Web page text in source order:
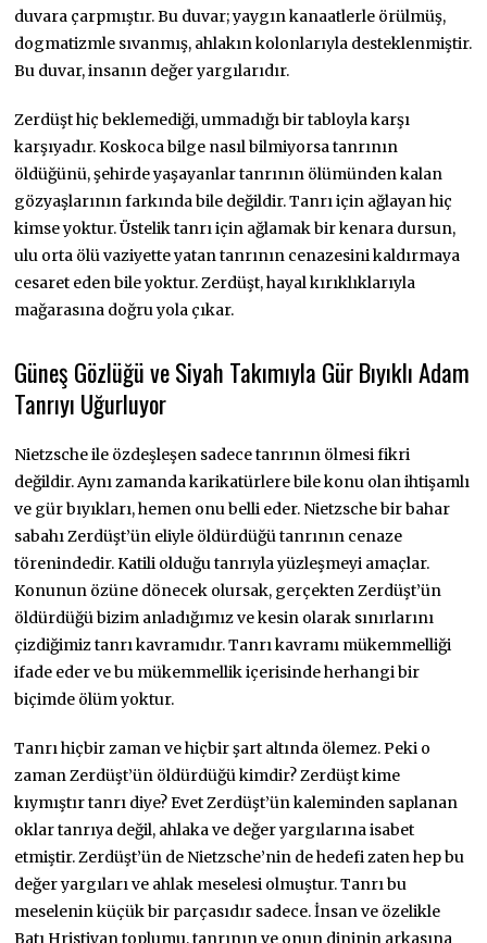
duvara çarpmıştır. Bu duvar; yaygın kanaatlerle örülmüş,
dogmatizmle sıvanmış, ahlakın kolonlarıyla desteklenmiştir.
Bu duvar, insanın değer yargılarıdır.
Zerdüşt hiç beklemediği, ummadığı bir tabloyla karşı
karşıyadır. Koskoca bilge nasıl bilmiyorsa tanrının
öldüğünü, şehirde yaşayanlar tanrının ölümünden kalan
gözyaşlarının farkında bile değildir. Tanrı için ağlayan hiç
kimse yoktur. Üstelik tanrı için ağlamak bir kenara dursun,
ulu orta ölü vaziyette yatan tanrının cenazesini kaldırmaya
cesaret eden bile yoktur. Zerdüşt, hayal kırıklıklarıyla
mağarasına doğru yola çıkar.
Güneş Gözlüğü ve Siyah Takımıyla Gür Bıyıklı Adam
Tanrıyı Uğurluyor
Nietzsche ile özdeşleşen sadece tanrının ölmesi fikri
değildir. Aynı zamanda karikatürlere bile konu olan ihtişamlı
ve gür bıyıkları, hemen onu belli eder. Nietzsche bir bahar
sabahı Zerdüşt’ün eliyle öldürdüğü tanrının cenaze
törenindedir. Katili olduğu tanrıyla yüzleşmeyi amaçlar.
Konunun özüne dönecek olursak, gerçekten Zerdüşt’ün
öldürdüğü bizim anladığımız ve kesin olarak sınırlarını
çizdiğimiz tanrı kavramıdır. Tanrı kavramı mükemmelliği
ifade eder ve bu mükemmellik içerisinde herhangi bir
biçimde ölüm yoktur.
Tanrı hiçbir zaman ve hiçbir şart altında ölemez. Peki o
zaman Zerdüşt’ün öldürdüğü kimdir? Zerdüşt kime
kıymıştır tanrı diye? Evet Zerdüşt’ün kaleminden saplanan
oklar tanrıya değil, ahlaka ve değer yargılarına isabet
etmiştir. Zerdüşt’ün de Nietzsche’nin de hedefi zaten hep bu
değer yargıları ve ahlak meselesi olmuştur. Tanrı bu
meselenin küçük bir parçasıdır sadece. İnsan ve özelikle
Batı Hristiyan toplumu, tanrının ve onun dininin arkasına